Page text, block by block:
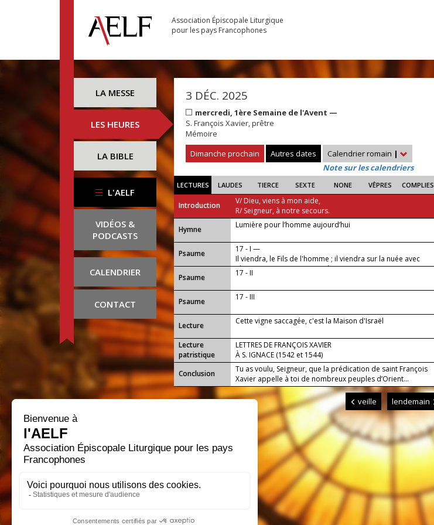
Association Épiscopale Liturgique
pour les pays Francophones
LA MESSE
LES HEURES
LA BIBLE
L'AELF
VIDÉOS &
PODCASTS
CALENDRIER
CONTACT
3 DÉC. 2025
mercredi, 1ère Semaine de l'Avent —
S. François Xavier, prêtre
Mémoire
Dimanche prochain
Autres dates Calendrier romain |
Note sur les calendriers
LECTURES LAUDES TIERCE SEXTE NONE VÊPRES COMPLIES
Introduction
V/ Dieu, viens à mon aide,
R/ Seigneur, à notre secours.
...
Hymne Lumière pour l’homme aujourd’hui
Psaume
17 - I —
Il viendra, le Fils de l'homme ; il viendra sur la nuée avec
gloire et puissance, et vous le verrez.
Psaume
17 - II
Psaume 17 - III
Lecture Cette vigne saccagée, c'est la Maison d'Israël
Lecture
patristique
LETTRES DE FRANÇOIS XAVIER
À S. IGNACE (1542 et 1544)
Conclusion
Tu as voulu, Seigneur, que la prédication de saint François
Xavier appelle à toi de nombreux peuples d’Orient...
veille lendemain